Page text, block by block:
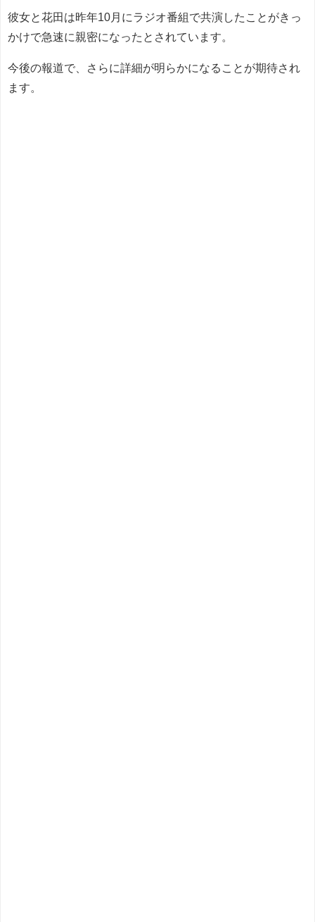
彼女と花田は昨年10月にラジオ番組で共演したことがきっ
かけで急速に親密になったとされています。
今後の報道で、さらに詳細が明らかになることが期待され
ます。